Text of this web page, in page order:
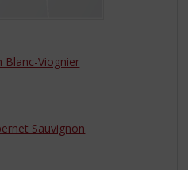
Blanc-Viognier
Sauvignon